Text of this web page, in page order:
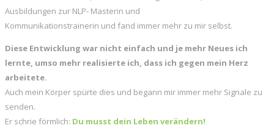
Ausbildungen zur NLP- Masterin und
Kommunikationstrainerin und fand immer mehr zu mir selbst.
Diese Entwicklung war nicht einfach und je mehr Neues ich
lernte, umso mehr realisierte ich, dass ich gegen mein Herz
arbeitete.
Auch mein Körper spürte dies und begann mir immer mehr Signale zu
senden.
Er schrie förmlich: Du musst dein Leben verändern!